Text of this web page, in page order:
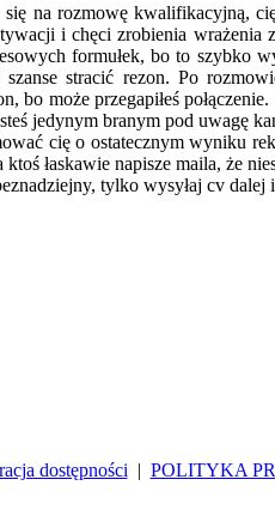
na rozmowę kwalifikacyjną,
i chęci zrobienia wrażenia
formułek, bo to szybko
stracić rezon. Po
może przegapiłeś
jedynym branym pod uwagę
cię o ostatecznym wyniku
łaskawie napisze maila, że
tylko wysyłaj cv
dostępności | POLITYKA